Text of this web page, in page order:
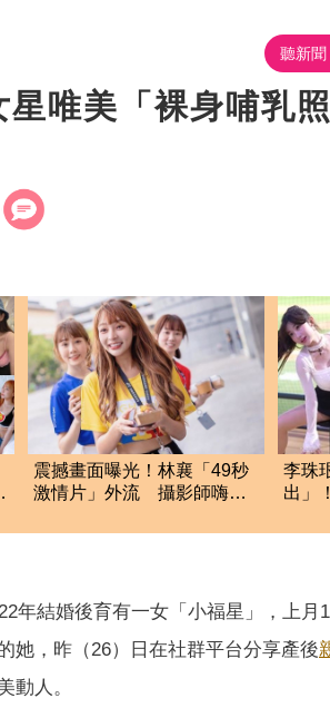
聽新聞
星唯美「裸身哺乳
震撼畫面曝光！林襄「49秒
激情片」外流 攝影師嗨到
李珠
出」
年結婚後育有一女「小福星」，上
她，昨（26）日在社群平台分享產後
動人。